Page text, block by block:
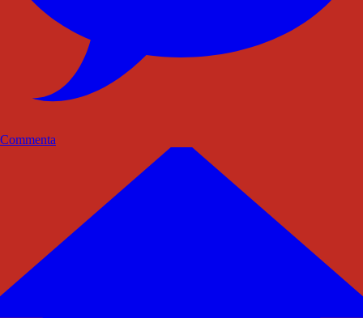
Commenta